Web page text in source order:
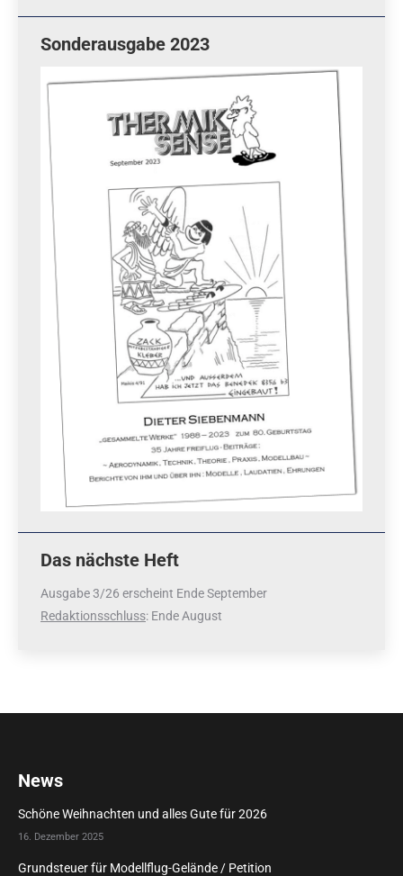
Sonderausgabe 2023
Das nächste Heft
Ausgabe 3/26 erscheint Ende September
Redaktionsschluss: Ende August
News
Schöne Weihnachten und alles Gute für 2026
16. Dezember 2025
Grundsteuer für Modellflug-Gelände / Petition